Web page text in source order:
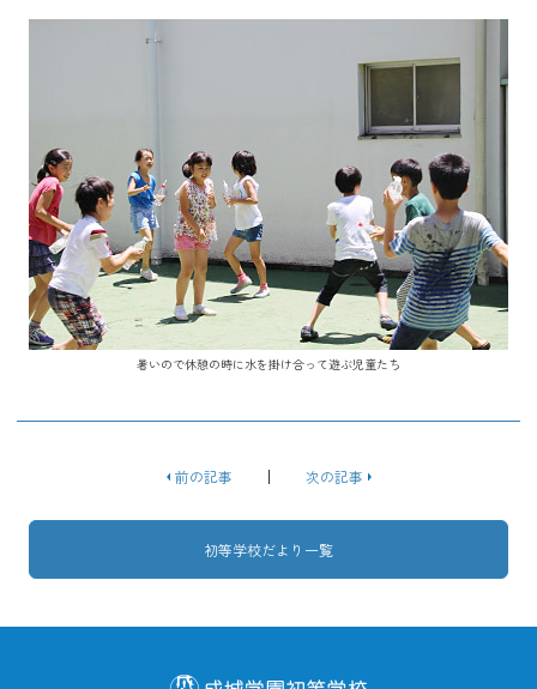
暑いので休憩の時に水を掛け合って遊ぶ児童たち
前の記事 次の記事
初等学校だより一覧